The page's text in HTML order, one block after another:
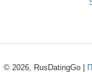
© 2026, RusDatingGo |